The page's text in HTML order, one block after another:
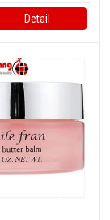
Detail